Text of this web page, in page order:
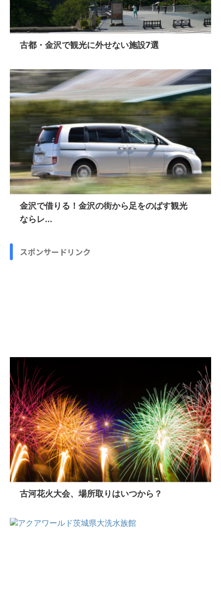
古都・金沢で観光に外せない施設7選
金沢で借りる！金沢の街から足をのばす観光
ならレ...
スポンサードリンク
古河花火大会、場所取りはいつから？